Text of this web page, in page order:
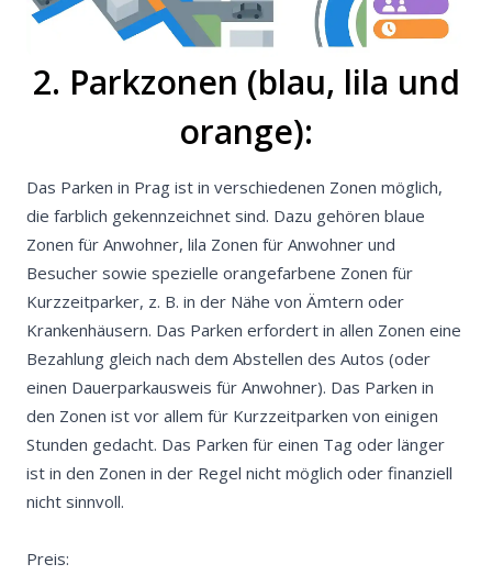
2. Parkzonen (blau, lila und
orange):
Das Parken in Prag ist in verschiedenen Zonen möglich,
die farblich gekennzeichnet sind. Dazu gehören blaue
Zonen für Anwohner, lila Zonen für Anwohner und
Besucher sowie spezielle orangefarbene Zonen für
Kurzzeitparker, z. B. in der Nähe von Ämtern oder
Krankenhäusern. Das Parken erfordert in allen Zonen eine
Bezahlung gleich nach dem Abstellen des Autos (oder
einen Dauerparkausweis für Anwohner). Das Parken in
den Zonen ist vor allem für Kurzzeitparken von einigen
Stunden gedacht. Das Parken für einen Tag oder länger
ist in den Zonen in der Regel nicht möglich oder finanziell
nicht sinnvoll.
Preis: